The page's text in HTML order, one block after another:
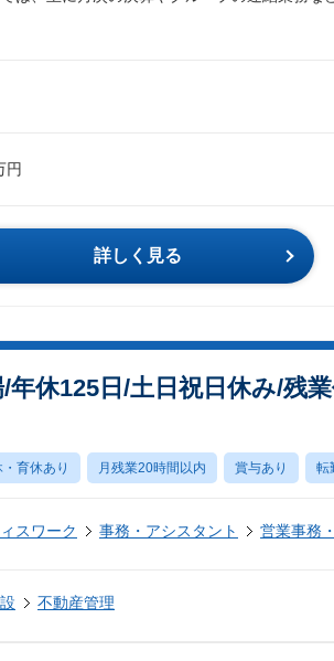
円
詳しく見る
休125日/土日祝日休み/残業
・育休あり 月残業20時間以内 賞与あり 転
スワーク 事務・アシスタント 営業事務
不動産管理